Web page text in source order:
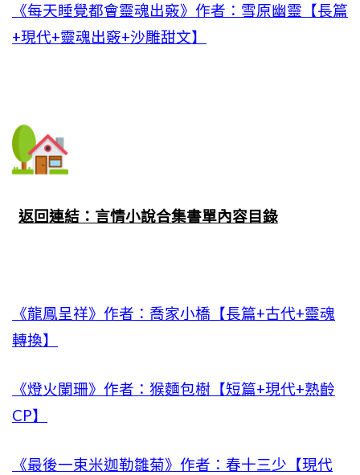
《每天睡覺都會靈魂出竅》作者：雪原幽靈【長篇
+現代+靈魂出竅+沙雕甜文】
返回連結：言情小說合集書單內容目錄
《龍鳳呈祥》作者：喬家小橋【長篇+古代+靈魂
轉換】
《燈火闌珊》作者：猴麵包樹【短篇+現代+熟齡
CP】
《最後一束米迦勒雛菊》作者：春十三少【現代